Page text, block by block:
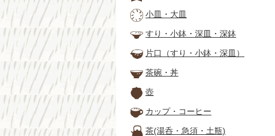
小皿・大皿
すり・小鉢・深皿・深鉢
片口（すり・小鉢・深皿）
茶碗・丼
壺
カップ・コーヒー
茶(湯呑・急須・土瓶)